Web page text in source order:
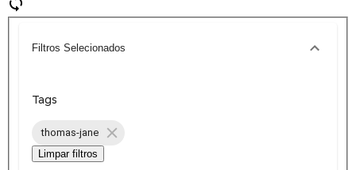
Filtros Selecionados
Tags
thomas-jane
Limpar filtros